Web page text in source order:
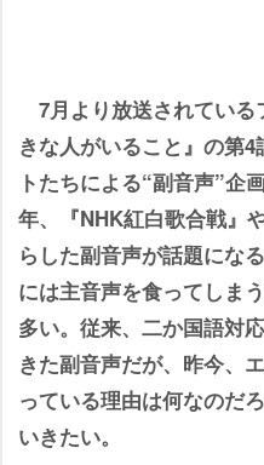
7月より放送されている
きな人がいること』の第
トたちによる“副音声”企
年、『NHK紅白歌合戦』
らした副音声が話題にな
には主音声を食ってしま
多い。従来、二か国語対
きた副音声だが、昨今、
っている理由は何なのだ
いきたい。